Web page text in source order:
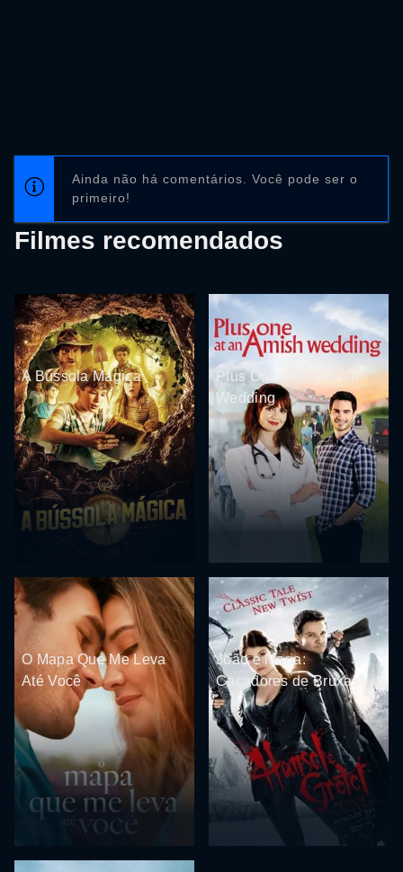
Ainda não há comentários. Você pode ser o
primeiro!
Filmes recomendados
A Bússola Mágica
Plus One at an Amish
Wedding
O Mapa Que Me Leva
Até Você
João e Maria:
Caçadores de Bruxas